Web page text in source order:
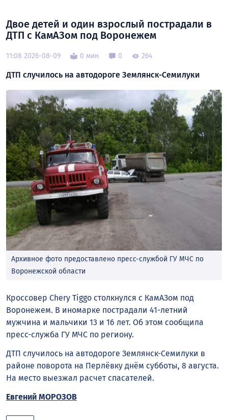
Двое детей и один взрослый пострадали в
ДТП с КамАЗом под Воронежем
11:08 2026-08-09 0 мин 0 264
ДТП случилось на автодороге Землянск-Семилуки
Архивное фото предоставлено пресс-службой ГУ МЧС по
Воронежской области
Кроссовер Chery Tiggo столкнулся с КамАЗом под
Воронежем. В иномарке пострадали 41-летний
мужчина и мальчики 13 и 16 лет. Об этом сообщила
пресс-служба ГУ МЧС по региону.
ДТП случилось на автодороге Землянск-Семилуки в
районе поворота на Перлёвку днём субботы, 8 августа.
На место выезжал расчет спасателей.
Евгений МОРОЗОВ